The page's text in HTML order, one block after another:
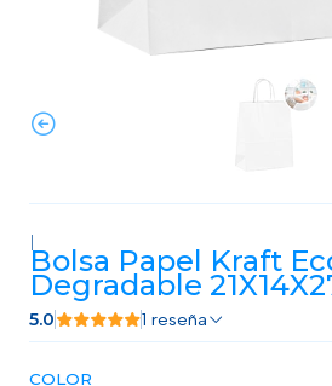
|
Bolsa Papel Kraft
Degradable
5.0 1 reseña
COLOR